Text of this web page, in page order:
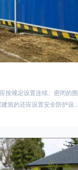
按规定设置连续、密闭的围
筑的还应设置安全防护设
，其高度不得低于1.8m。
围栏稳固、整洁、美观。
工程进度分段设置围栏或